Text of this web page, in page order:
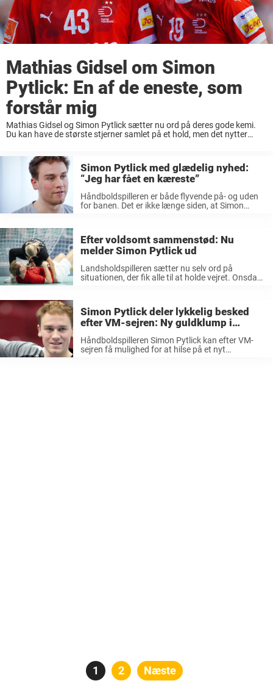
Mathias Gidsel om Simon
Pytlick: En af de eneste, som
forstår mig
Mathias Gidsel og Simon Pytlick sætter nu ord på deres gode kemi.
Du kan have de største stjerner samlet på et hold, men det nytter
Simon Pytlick med glædelig nyhed:
“Jeg har fået en kæreste”
Håndboldspilleren er både flyvende på- og uden
for banen. Det er ikke længe siden, at Simon
Efter voldsomt sammenstød: Nu
melder Simon Pytlick ud
Landsholdspilleren sætter nu selv ord på
situationen, der fik alle til at holde vejret. Onsdag
Argentina, ...
Simon Pytlick deler lykkelig besked
efter VM-sejren: Ny guldklump i
familien
Håndboldspilleren Simon Pytlick kan efter VM-
sejren få mulighed for at hilse på et nyt
Indlægsinddeling
Side
1 Side
2 Næste